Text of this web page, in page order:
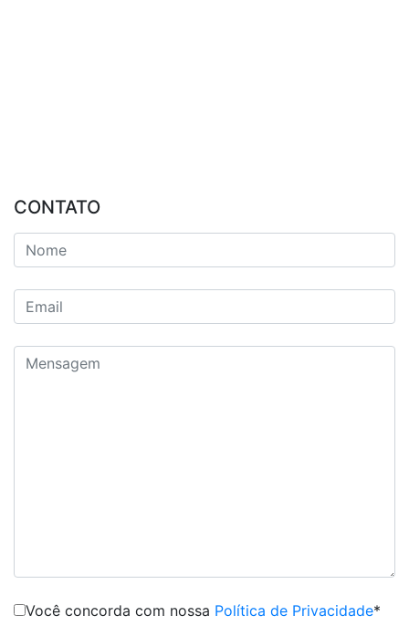
CONTATO
Você concorda com nossa Política de Privacidade*